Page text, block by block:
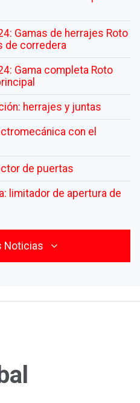
Gamas de herrajes Roto
de corredera
Gama completa Roto
herrajes y juntas
con el
de puertas
limitador de apertura de
Noticias